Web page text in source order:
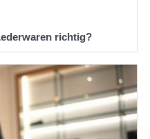
richtig?